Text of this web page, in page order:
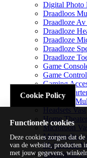
Digital Photo
Draadloos
Draadloze
Draadloze
Draadloze
Draadloze
Draadloze
Game
Game
Gaming
Handheld
Headsets Vast
Home
Microfoon
Multimedia
Multimedia
Multimedia
Cookie Policy
Functionele cookies
Deze cookies zorgen dat
van de website, producten
met jouw gegevens,